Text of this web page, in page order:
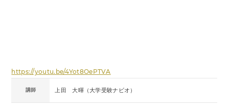
https://youtu.be/4Yot8OePTVA
講師 上田 大暉（大学受験ナビオ）